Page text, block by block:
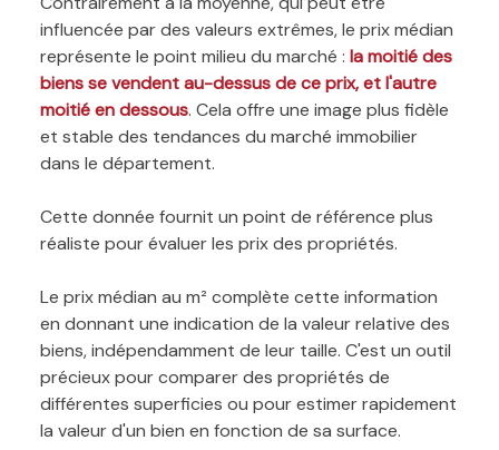
influencée par des valeurs extrêmes, le prix médian
représente le point milieu du marché : la moitié des
biens se vendent au-dessus de ce prix, et l'autre
moitié en dessous. Cela offre une image plus fidèle
et stable des tendances du marché immobilier
dans le département.
Cette donnée fournit un point de référence plus
réaliste pour évaluer les prix des propriétés.
Le prix médian au m² complète cette information
en donnant une indication de la valeur relative des
biens, indépendamment de leur taille. C'est un outil
précieux pour comparer des propriétés de
différentes superficies ou pour estimer rapidement
la valeur d'un bien en fonction de sa surface.